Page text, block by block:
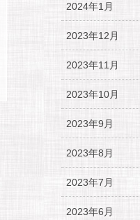
2024年1月
2023年12月
2023年11月
2023年10月
2023年9月
2023年8月
2023年7月
2023年6月